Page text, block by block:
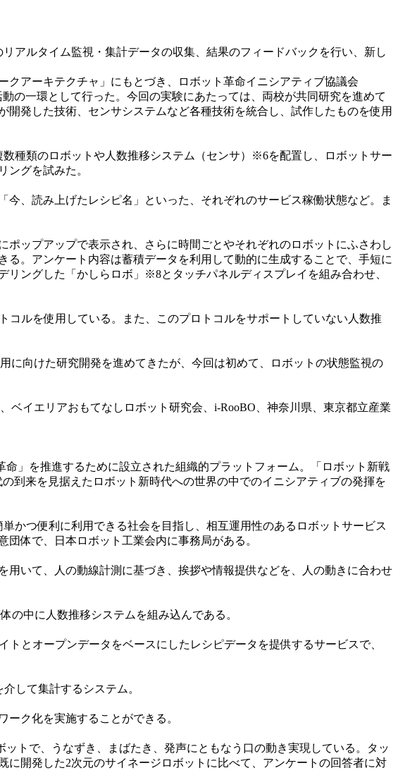
アルタイム監視・集計データの収集、結果のフィードバックを行い、新し
アーキテクチャ」にもとづき、ロボット革命イニシアティブ協議会
の一環として行った。今回の実験にあたっては、両校が共同研究を進めて
発した技術、センサシステムなど各種技術を統合し、試作したものを使用
類のロボットや人数推移システム（センサ）※6を配置し、ロボットサー
ングを試みた。
、読み上げたレシピ名」といった、それぞれのサービス稼働状態など。ま
ップアップで表示され、さらに時間ごとやそれぞれのロボットにふさわし
。アンケート内容は蓄積データを利用して動的に生成することで、手短に
ングした「かしらロボ」※8とタッチパネルディスプレイを組み合わせ、
ルを使用している。また、このプロトコルをサポートしていない人数推
向けた研究開発を進めてきたが、今回は初めて、ロボットの状態監視の
イエリアおもてなしロボット研究会、i-RooBO、神奈川県、東京都立産業
」を推進するために設立された組織的プラットフォーム。「ロボット新戦
到来を見据えたロボット新時代への世界の中でのイニシアティブの発揮を
かつ便利に利用できる社会を目指し、相互運用性のあるロボットサービス
体で、日本ロボット工業会内に事務局がある。
いて、人の動線計測に基づき、挨拶や情報提供などを、人の動きに合わせ
中に人数推移システムを組み込んである。
とオープンデータをベースにしたレシピデータを提供するサービスで、
して集計するシステム。
ク化を実施することができる。
トで、うなずき、まばたき、発声にともなう口の動き実現している。タッ
開発した2次元のサイネージロボットに比べて、アンケートの回答者に対